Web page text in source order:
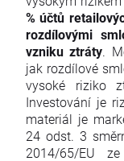
% účtů
rozdílovými
vzniku ztráty.
jak rozdílové
vysoké riziko
Investování je
materiál je
24 odst. 3
2014/65/EU